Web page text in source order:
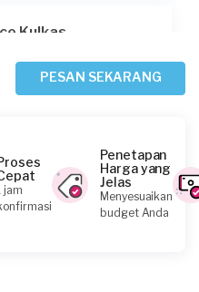
Kulkas
PESAN SEKARANG
jam
Penetapan
Harga yang
Jelas
Menyesuaikan
budget Anda